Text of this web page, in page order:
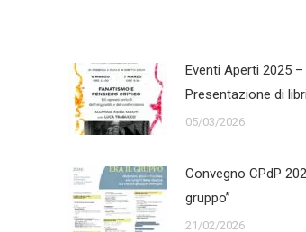
Eventi Aperti 2025 –
Presentazione di libri
05/03/2026
Convegno CPdP
gruppo”
21/02/2026